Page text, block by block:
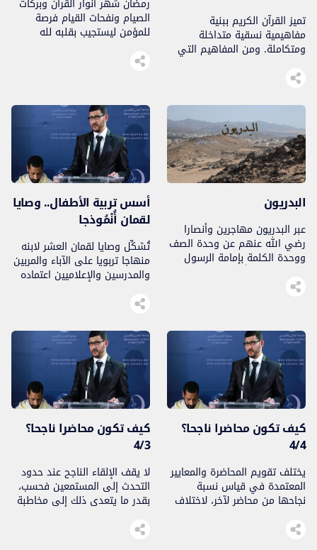
تميز القرآن الكريم ببنية
مفاهيمية نسقية متداخلة
ومتكاملة. ومن المفاهيم التي
حفل بها مفهوم العدل الذي ورد
في مواضع عدة بصيغ مختلفة
تعالى مقصد إنزال الكتب وإرسال
الرسل عليهم الصلاة والسلام
ليقيموه في حياة الناس، ويبلغوا
رسالات الله، فيكونوا بهذا الجمع
قُدوة وإِسوة حسنة لرُوَّاد الدعوة
والإصلاح في كل زمان ومكان.
الصيام ونفحات القيام فرصة
للمؤمن ليستجيب بقلبه لله
عاشها الرسول..
البدريون
عبر البدريون مهاجرين وأنصارا
رضي الله عنهم عن وحدة الصف
ووحدة الكلمة بإمامة الرسول
القائد صلى الله عليه وسلم…
أسس تربية الأطفال.. وصايا
لقمان أُنْمُوذجا
تُشكِّل وصايا لقمان العشر لابنه
منهاجا تربويا على الآباء والمربين
والمدرسين والإعلاميين اعتماده
كيف تكون محاضرا ناجحا؟
4/4
يختلف تقويم المحاضرة والمعايير
المعتمدة في قياس نسبة
نجاحها من محاضر لآخر، لاختلاف
كيف تكون محاضرا ناجحا؟
4/3
لا يقف الإلقاء الناجح عند حدود
التحدث إلى المستمعين فحسب،
بقدر ما يتعدى ذلك إلى مخاطبة
خلال حسن عرض الموضوع